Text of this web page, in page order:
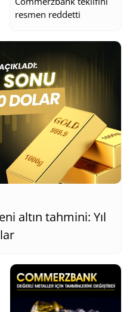
resmen reddetti
altın tahmini: Yıl